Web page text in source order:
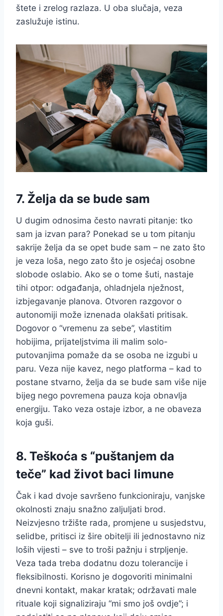
štete i zrelog razlaza. U oba slučaja, veza
zaslužuje istinu.
7. Želja da se bude sam
U dugim odnosima često navrati pitanje: tko
sam ja izvan para? Ponekad se u tom pitanju
sakrije želja da se opet bude sam – ne zato što
je veza loša, nego zato što je osjećaj osobne
slobode oslabio. Ako se o tome šuti, nastaje
tihi otpor: odgađanja, ohladnjela nježnost,
izbjegavanje planova. Otvoren razgovor o
autonomiji može iznenada olakšati pritisak.
Dogovor o “vremenu za sebe”, vlastitim
hobijima, prijateljstvima ili malim solo-
putovanjima pomaže da se osoba ne izgubi u
paru. Veza nije kavez, nego platforma – kad to
postane stvarno, želja da se bude sam više nije
bijeg nego povremena pauza koja obnavlja
energiju. Tako veza ostaje izbor, a ne obaveza
koja guši.
8. Teškoća s “puštanjem da
teče” kad život baci limune
Čak i kad dvoje savršeno funkcioniraju, vanjske
okolnosti znaju snažno zaljuljati brod.
Neizvjesno tržište rada, promjene u susjedstvu,
selidbe, pritisci iz šire obitelji ili jednostavno niz
loših vijesti – sve to troši pažnju i strpljenje.
Veza tada treba dodatnu dozu tolerancije i
fleksibilnosti. Korisno je dogovoriti minimalni
dnevni kontakt, makar kratak; održavati male
rituale koji signaliziraju “mi smo još ovdje”; i